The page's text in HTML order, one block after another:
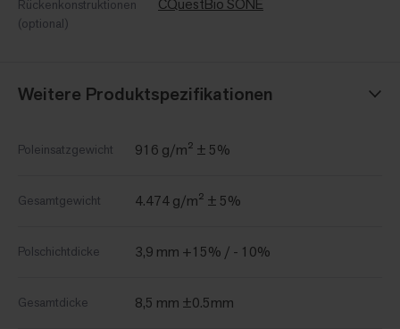
Rückenkonstruktionen
(optional)
CQuestBio SONE
Weitere Produktspezifikationen
Poleinsatzgewicht 916 g/m² ± 5%
Gesamtgewicht 4.474 g/m² ± 5%
Polschichtdicke 3,9 mm +15% / - 10%
Gesamtdicke 8,5 mm ±0.5mm